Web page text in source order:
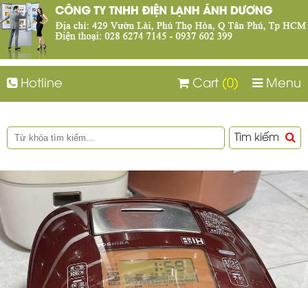
Hotline Menu
Cart (0)
Tìm kiếm